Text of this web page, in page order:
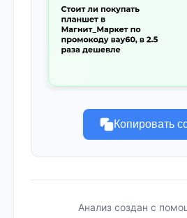
Копировать
Анализ создан с